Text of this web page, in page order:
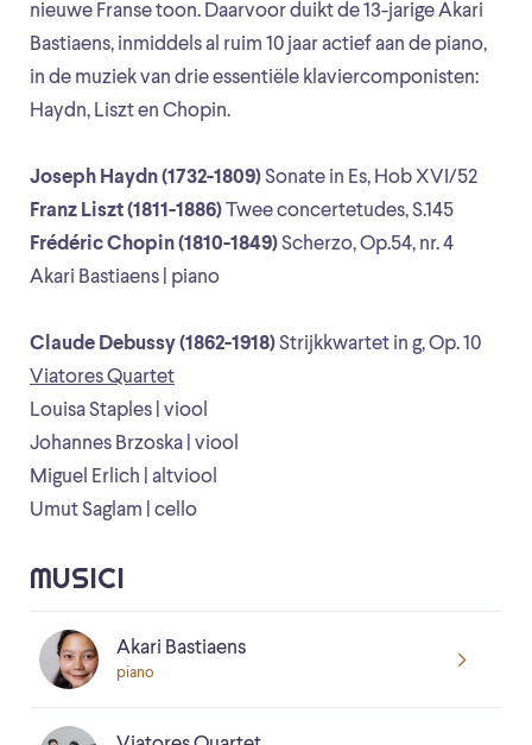
nieuwe Franse toon. Daarvoor duikt de 13-jarige Akari
Bastiaens, inmiddels al ruim 10 jaar actief aan de piano,
in de muziek van drie essentiële klaviercomponisten:
Haydn, Liszt en Chopin.
Joseph Haydn (1732-1809)Sonate in Es, Hob XVI/52
Franz Liszt (1811-1886)Twee concertetudes, S.145
Frédéric Chopin (1810-1849)Scherzo, Op.54, nr. 4
Akari Bastiaens | piano
Claude Debussy (1862-1918)Strijkkwartet in g, Op. 10
Viatores Quartet
Louisa Staples | viool
Johannes Brzoska | viool
Miguel Erlich | altviool
Umut Saglam | cello
MUSICI
Akari Bastiaens
piano